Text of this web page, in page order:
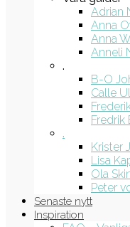
Adrian
Anna
Anna
Anneli
.
B-O
Calle
Fredrik
.
Krister
Lisa
Ola
Peter
Senaste nytt
Inspiration